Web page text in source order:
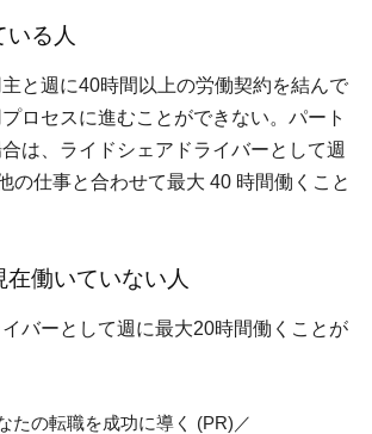
る人
と週に40時間以上の労働契約を結んで
ロセスに進むことができない。パート
は、ライドシェアドライバーとして週
の仕事と合わせて最大 40 時間働くこと
働いていない人
バーとして週に最大20時間働くことが
たの転職を成功に導く (PR)／